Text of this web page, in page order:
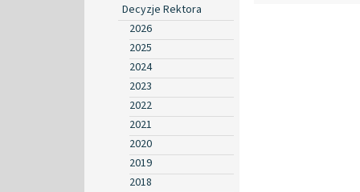
Decyzje Rektora
2026
2025
2024
2023
2022
2021
2020
2019
2018